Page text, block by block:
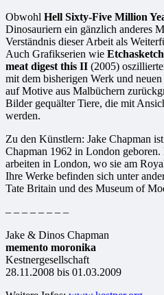
Obwohl Hell Sixty-Five Million
Dinosauriern ein gänzlich anderes
Verständnis dieser Arbeit als
Auch Grafikserien wie
meat digest this II (2005)
mit dem bisherigen Werk und
auf Motive aus Malbüchern
Bilder gequälter Tiere, die mit
werden.
Zu den Künstlern: Jake Chapman
Chapman 1962 in London
arbeiten in London, wo sie am
Ihre Werke befinden sich unter
Tate Britain und des Museum of
– – – – – – – –
Jake & Dinos Chapman
memento moronika
Kestnergesellschaft
28.11.2008 bis 01.03.2009